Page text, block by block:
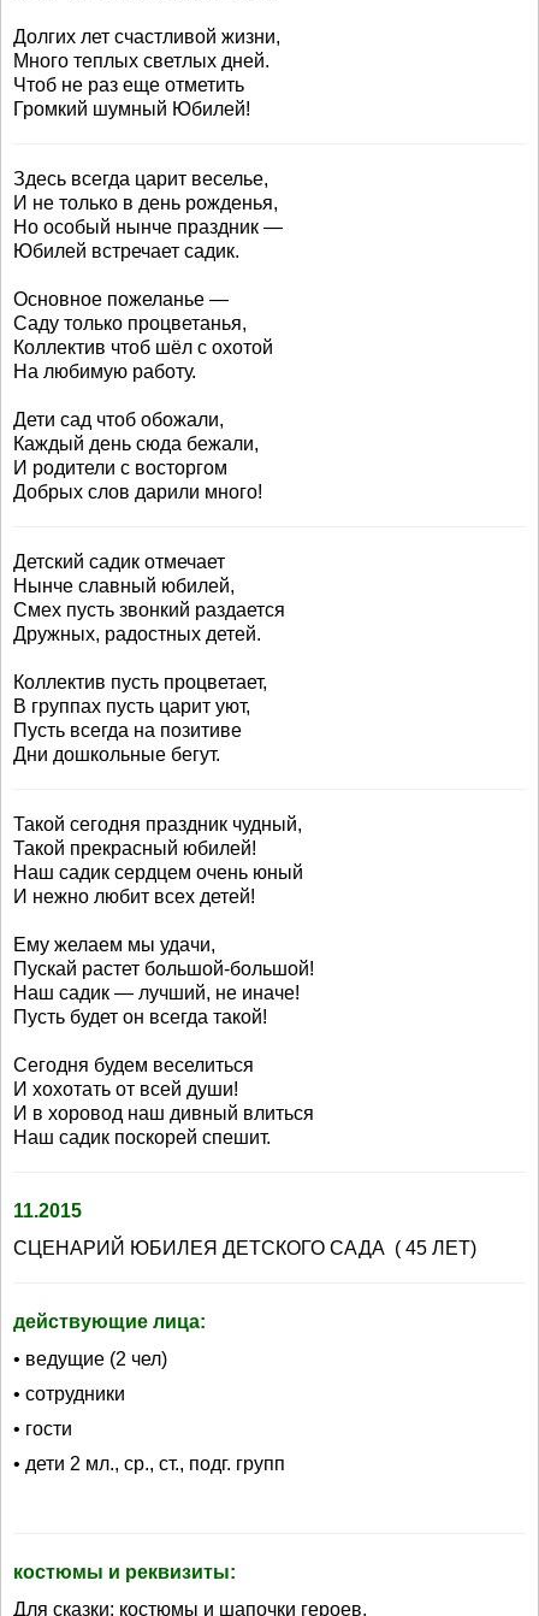
Долгих лет счастливой жизни,
Много теплых светлых дней.
Чтоб не раз еще отметить
Громкий шумный Юбилей!
Здесь всегда царит веселье,
И не только в день рожденья,
Но особый нынче праздник —
Юбилей встречает садик.
Основное пожеланье —
Саду только процветанья,
Коллектив чтоб шёл с охотой
На любимую работу.
Дети сад чтоб обожали,
Каждый день сюда бежали,
И родители с восторгом
Добрых слов дарили много!
Детский садик отмечает
Нынче славный юбилей,
Смех пусть звонкий раздается
Дружных, радостных детей.
Коллектив пусть процветает,
В группах пусть царит уют,
Пусть всегда на позитиве
Дни дошкольные бегут.
Такой сегодня праздник чудный,
Такой прекрасный юбилей!
Наш садик сердцем очень юный
И нежно любит всех детей!
Ему желаем мы удачи,
Пускай растет большой-большой!
Наш садик — лучший, не иначе!
Пусть будет он всегда такой!
Сегодня будем веселиться
И хохотать от всей души!
И в хоровод наш дивный влиться
Наш садик поскорей спешит.
11.2015
СЦЕНАРИЙ ЮБИЛЕЯ ДЕТСКОГО САДА ( 45 ЛЕТ)
действующие лица:
• ведущие (2 чел)
• сотрудники
• гости
• дети 2 мл., ср., ст., подг. групп
костюмы и реквизиты:
Для сказки: костюмы и шапочки героев.